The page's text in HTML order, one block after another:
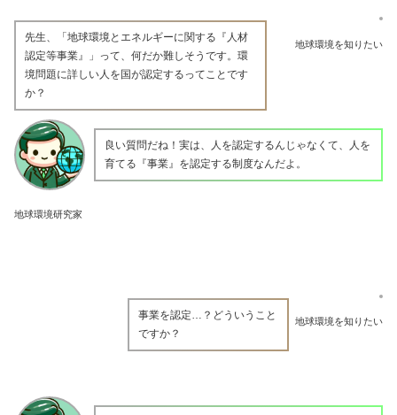
地球環境を知りたい
先生、「地球環境とエネルギーに関する『人材
認定等事業』」って、何だか難しそうです。環
境問題に詳しい人を国が認定するってことです
か？
地球環境研究家
良い質問だね！実は、人を認定するんじゃなくて、人を
育てる『事業』を認定する制度なんだよ。
地球環境を知りたい
事業を認定…？どういうこと
ですか？